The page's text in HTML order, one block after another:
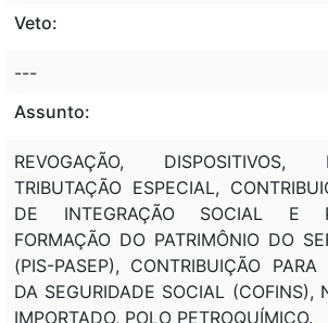
Veto:
---
Assunto:
REVOGAÇÃO,
TRIBUTAÇÃO ESPECIAL,
DE INTEGRAÇÃO SOCIAL E
FORMAÇÃO DO PATRIMÔNIO DO
(PIS-PASEP), CONTRIBUIÇÃO PARA
DA SEGURIDADE SOCIAL (COFINS),
IMPORTADO, POLO PETROQUÍMICO.